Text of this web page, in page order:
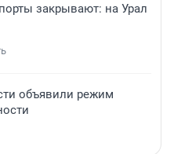
закрывают: на Урал
объявили режим